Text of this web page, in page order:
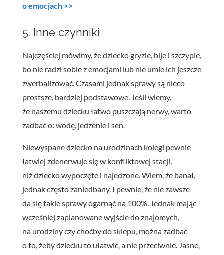
o emocjach >>
5. Inne czynniki
Najczęściej mówimy, że dziecko gryzie, bije i szczypie,
bo nie radzi sobie z emocjami lub nie umie ich jeszcze
zwerbalizować. Czasami jednak sprawy są nieco
prostsze, bardziej podstawowe. Jeśli wiemy,
że naszemu dziecku łatwo puszczają nerwy, warto
zadbać o: wodę, jedzenie i sen.
Niewyspane dziecko na urodzinach kolegi pewnie
łatwiej zdenerwuje się w konfliktowej stacji,
niż dziecko wypoczęte i najedzone. Wiem, że banał,
jednak często zaniedbany. I pewnie, że nie zawsze
da się takie sprawy ogarnąć na 100%. Jednak mając
wcześniej zaplanowane wyjście do znajomych,
na urodziny czy choćby do sklepu, można zadbać
o to, żeby dziecku to ułatwić, a nie przeciwnie. Jasne,